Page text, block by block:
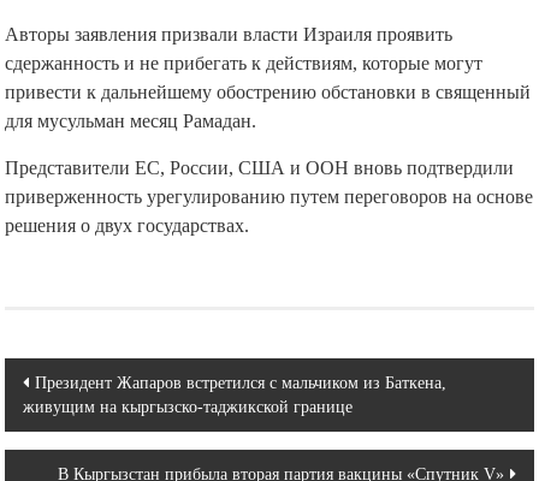
Авторы заявления призвали власти Израиля проявить
сдержанность и не прибегать к действиям, которые могут
привести к дальнейшему обострению обстановки в священный
для мусульман месяц Рамадан.
Представители ЕС, России, США и ООН вновь подтвердили
приверженность урегулированию путем переговоров на основе
решения о двух государствах.
Навигация
по
записям
Президент Жапаров встретился с мальчиком из Баткена,
живущим на кыргызско-таджикской границе
В Кыргызстан прибыла вторая партия вакцины «Спутник V»